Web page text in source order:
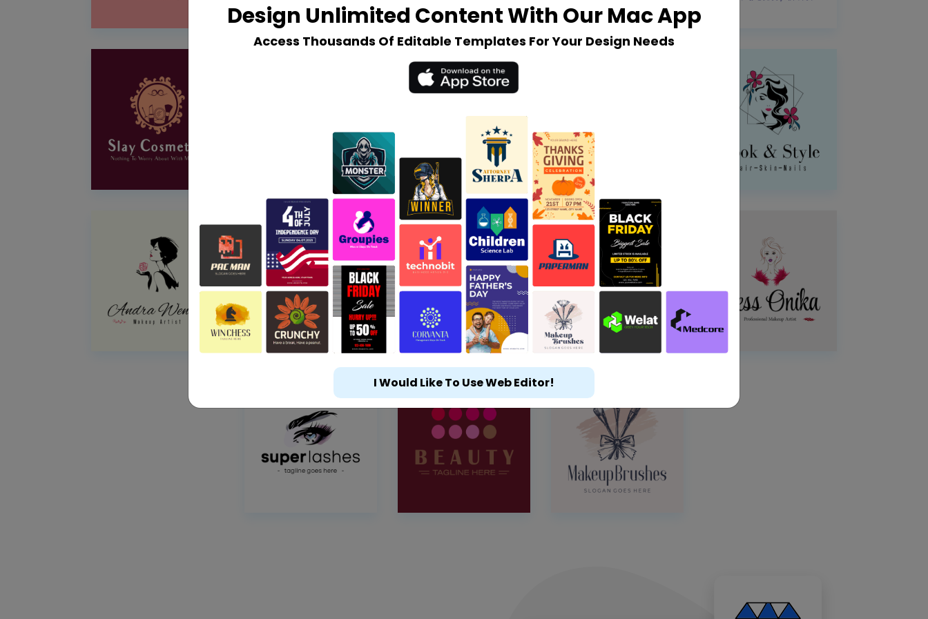
Design Unlimited Content With Our Mac App
Access Thousands Of Editable Templates For Your Design Needs
I Would Like To Use Web Editor!